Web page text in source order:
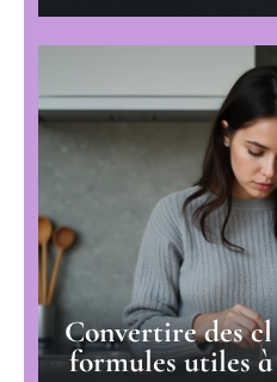
Convertire des
formules utiles